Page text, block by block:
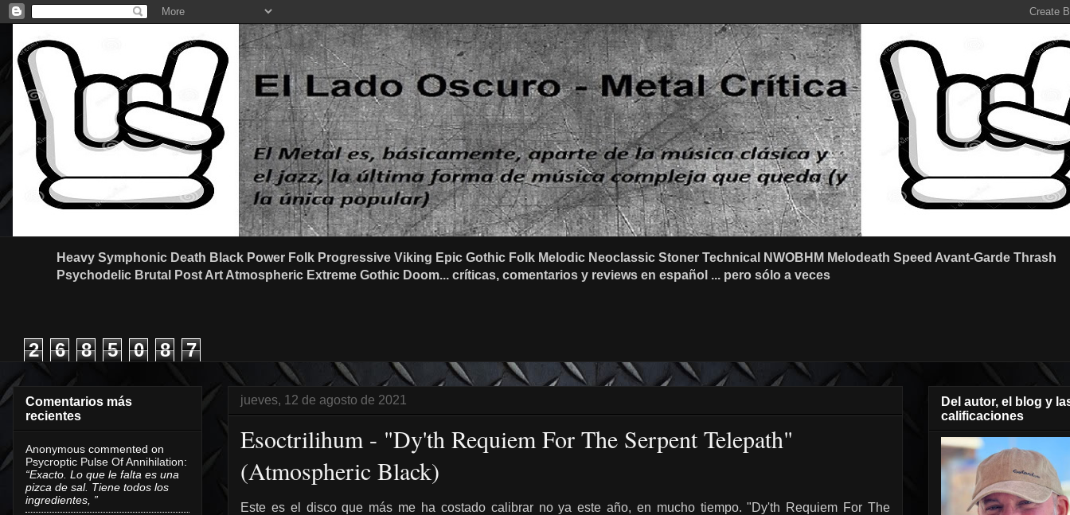
Heavy Symphonic Death Black Power Folk Progressive Viking Epic Gothic Folk Melodic Neoclassic Stoner Technical NWOBHM Melodeath Speed Avant-Garde Thrash
Psychodelic Brutal Post Art Atmospheric Extreme Gothic Doom... críticas, comentarios y reviews en español ... pero sólo a veces
2 6 8 5 0 8 7
jueves, 12 de agosto de 2021
Esoctrilihum - "Dy'th Requiem For The Serpent Telepath"
(Atmospheric Black)
Este es el disco que más me ha costado calibrar no ya este año, en mucho tiempo. "Dy'th Requiem For The
Comentarios más
recientes
Anonymous commented on
Psycroptic Pulse Of Annihilation:
“Exacto. Lo que le falta es una
pizca de sal. Tiene todos los
ingredientes, ”
Del autor, el blog y
calificaciones